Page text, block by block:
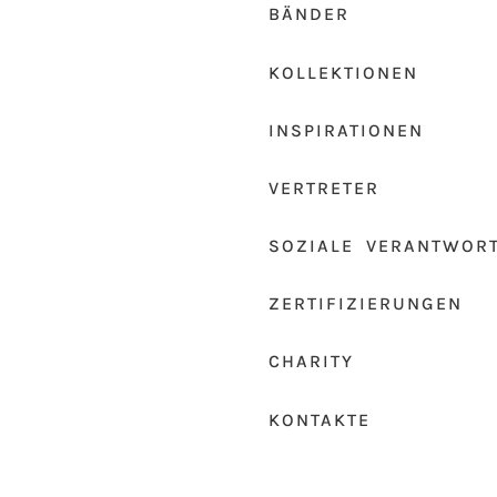
BÄNDER
KOLLEKTIONEN
INSPIRATIONEN
VERTRETER
SOZIALE
ZERTIFIZIERUNGEN
CHARITY
KONTAKTE